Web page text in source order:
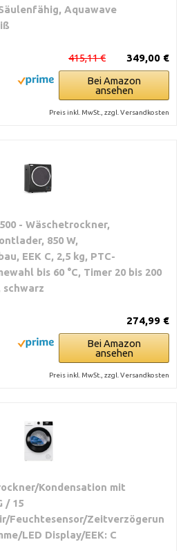
Aquawave
349,00 €
415,11 €
Bei Amazon
ansehen
Preis inkl. MwSt., zzgl. Versandkosten
- Wäschetrockner,
850 W,
EEK C, 2,5 kg, PTC-
bis 60 °C, Timer 20 bis 200
schwarz
274,99 €
Bei Amazon
ansehen
Preis inkl. MwSt., zzgl. Versandkosten
Kondensation mit
/ 15
Feuchtesensor/Zeitverzögerun
LED Display/EEK: C